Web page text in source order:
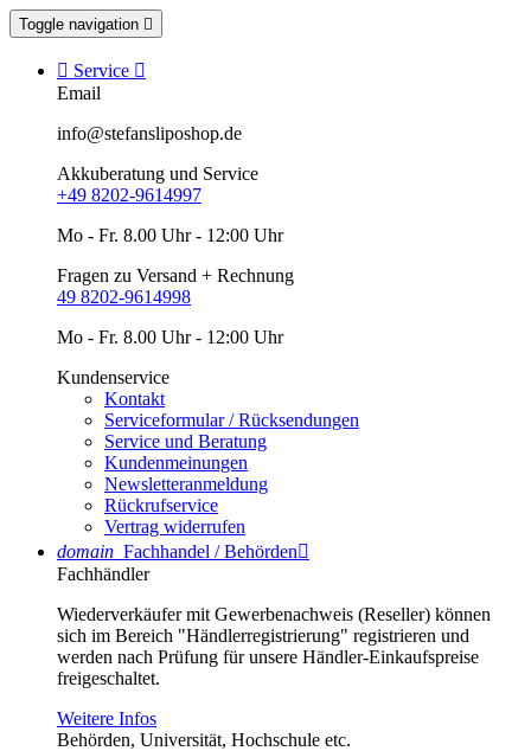
Toggle navigation 
 Service 
Email
info@stefansliposhop.de
Akkuberatung und Service
+49 8202-9614997
Mo - Fr. 8.00 Uhr - 12:00 Uhr
Fragen zu Versand + Rechnung
49 8202-9614998
Mo - Fr. 8.00 Uhr - 12:00 Uhr
Kundenservice
Kontakt
Serviceformular / Rücksendungen
Service und Beratung
Kundenmeinungen
Newsletteranmeldung
Rückrufservice
Vertrag widerrufen
domain Fachhandel / Behörden
Fachhändler
Wiederverkäufer mit Gewerbenachweis (Reseller) können
sich im Bereich "Händlerregistrierung" registrieren und
werden nach Prüfung für unsere Händler-Einkaufspreise
freigeschaltet.
Weitere Infos
Behörden, Universität, Hochschule etc.